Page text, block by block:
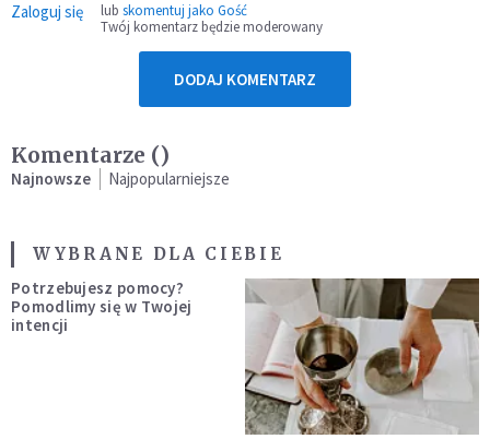
Zaloguj się lub skomentuj jako Gość
Twój komentarz będzie moderowany
DODAJ KOMENTARZ
Komentarze ()
Najnowsze Najpopularniejsze
WYBRANE DLA CIEBIE
Potrzebujesz pomocy?
Pomodlimy się w Twojej
intencji